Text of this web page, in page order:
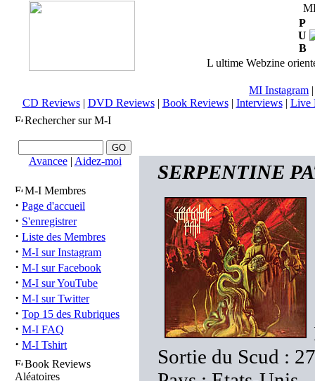
P
U
B
L ultime Webzine
MI Instagram
CD Reviews| DVD Reviews| Book Reviews| Interviews| Live
Rechercher sur M-I
Avancee| Aidez-moi
M-I Membres
· Page d'accueil
· S'enregistrer
· Liste des Membres
· M-I sur Instagram
· M-I sur Facebook
· M-I sur YouTube
· M-I sur Twitter
· Top 15 des Rubriques
· M-I FAQ
· M-I Tshirt
Book Reviews
Aléatoires
SERPENTINE
Sortie du Scud :